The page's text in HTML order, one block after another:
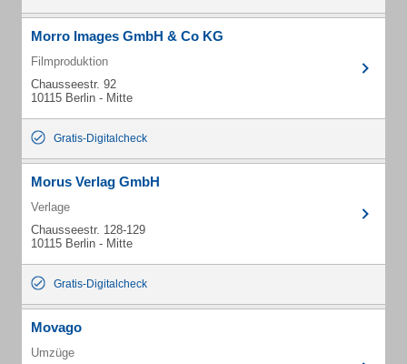
Morro Images GmbH & Co KG
Filmproduktion
Chausseestr. 92
10115 Berlin - Mitte
Gratis-Digitalcheck
Morus Verlag GmbH
Verlage
Chausseestr. 128-129
10115 Berlin - Mitte
Gratis-Digitalcheck
Movago
Umzüge